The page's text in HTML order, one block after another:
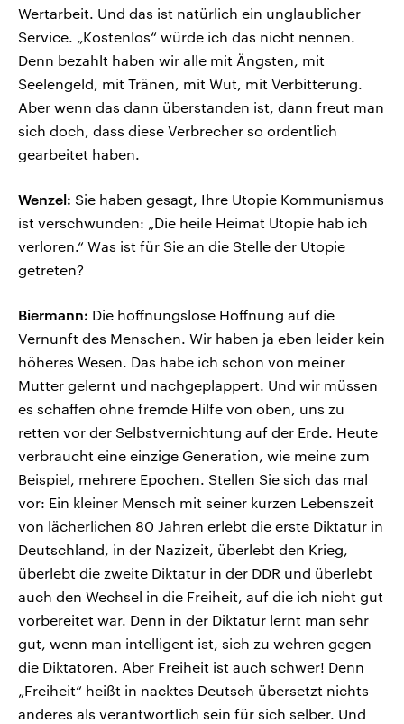
Wertarbeit. Und das ist natürlich ein unglaublicher
Service. „Kostenlos“ würde ich das nicht nennen.
Denn bezahlt haben wir alle mit Ängsten, mit
Seelengeld, mit Tränen, mit Wut, mit Verbitterung.
Aber wenn das dann überstanden ist, dann freut man
sich doch, dass diese Verbrecher so ordentlich
gearbeitet haben.
Wenzel: Sie haben gesagt, Ihre Utopie Kommunismus
ist verschwunden: „Die heile Heimat Utopie hab ich
verloren.“ Was ist für Sie an die Stelle der Utopie
getreten?
Biermann: Die hoffnungslose Hoffnung auf die
Vernunft des Menschen. Wir haben ja eben leider kein
höheres Wesen. Das habe ich schon von meiner
Mutter gelernt und nachgeplappert. Und wir müssen
es schaffen ohne fremde Hilfe von oben, uns zu
retten vor der Selbstvernichtung auf der Erde. Heute
verbraucht eine einzige Generation, wie meine zum
Beispiel, mehrere Epochen. Stellen Sie sich das mal
vor: Ein kleiner Mensch mit seiner kurzen Lebenszeit
von lächerlichen 80 Jahren erlebt die erste Diktatur in
Deutschland, in der Nazizeit, überlebt den Krieg,
überlebt die zweite Diktatur in der DDR und überlebt
auch den Wechsel in die Freiheit, auf die ich nicht gut
vorbereitet war. Denn in der Diktatur lernt man sehr
gut, wenn man intelligent ist, sich zu wehren gegen
die Diktatoren. Aber Freiheit ist auch schwer! Denn
„Freiheit“ heißt in nacktes Deutsch übersetzt nichts
anderes als verantwortlich sein für sich selber. Und